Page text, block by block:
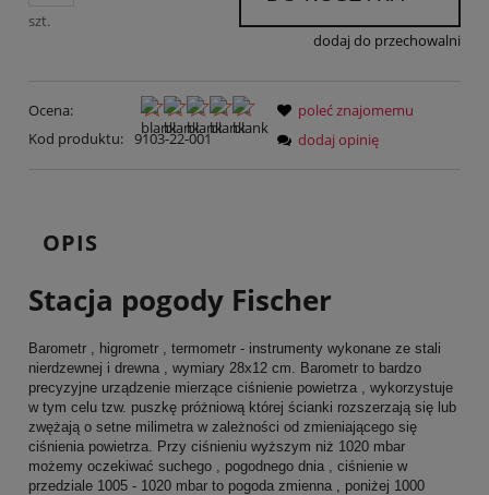
szt.
dodaj do przechowalni
Ocena:
Kod produktu: 9103-22-001
poleć znajomemu
dodaj opinię
OPIS
Stacja pogody Fischer
Barometr , higrometr , termometr - instrumenty wykonane ze stali
nierdzewnej i drewna , wymiary 28x12 cm. Barometr to bardzo
precyzyjne urządzenie mierzące ciśnienie powietrza , wykorzystuje
w tym celu tzw. puszkę próżniową której ścianki rozszerzają się lub
zwężają o setne milimetra w zależności od zmieniającego się
ciśnienia powietrza. Przy ciśnieniu wyższym niż 1020 mbar
możemy oczekiwać suchego , pogodnego dnia , ciśnienie w
przedziale 1005 - 1020 mbar to pogoda zmienna , poniżej 1000